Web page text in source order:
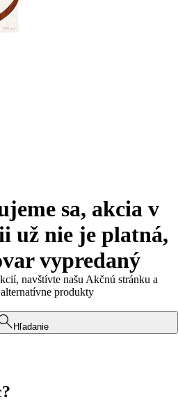
sa, akcia v
už nie je platná,
vypredaný
navštívte našu Akčnú stránku a
produkty
Hľadanie